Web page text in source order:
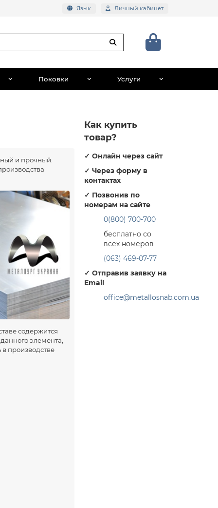
Язык Личный кабинет
Поковки Услуги
и прочный.
содержится
элемента,
в производстве
Как купить
товар?
✓ Онлайн через сайт
✓ Через форму в
контактах
✓ Позвонив по
номерам на сайте
0(800) 700-700
бесплатно со
всех номеров
(063) 469-07-77
✓ Отправив заявку на
Email
office@metallosnab.com.ua